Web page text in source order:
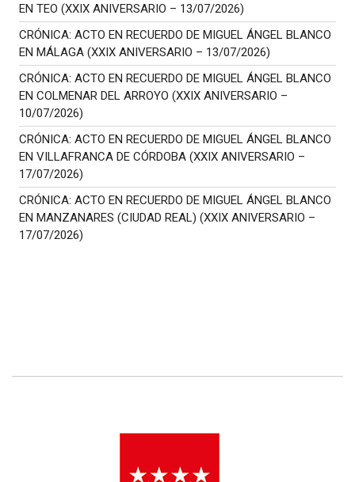
EN TEO (XXIX ANIVERSARIO – 13/07/2026)
CRÓNICA: ACTO EN RECUERDO DE MIGUEL ÁNGEL BLANCO
EN MÁLAGA (XXIX ANIVERSARIO – 13/07/2026)
CRÓNICA: ACTO EN RECUERDO DE MIGUEL ÁNGEL BLANCO
EN COLMENAR DEL ARROYO (XXIX ANIVERSARIO –
10/07/2026)
CRÓNICA: ACTO EN RECUERDO DE MIGUEL ÁNGEL BLANCO
EN VILLAFRANCA DE CÓRDOBA (XXIX ANIVERSARIO –
17/07/2026)
CRÓNICA: ACTO EN RECUERDO DE MIGUEL ÁNGEL BLANCO
EN MANZANARES (CIUDAD REAL) (XXIX ANIVERSARIO –
17/07/2026)